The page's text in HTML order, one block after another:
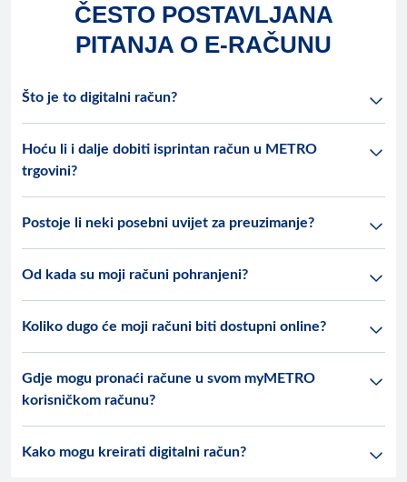
ČESTO POSTAVLJANA
PITANJA O E-RAČUNU
Što je to digitalni račun?
Hoću li i dalje dobiti isprintan račun u METRO
trgovini?
Postoje li neki posebni uvijet za preuzimanje?
Od kada su moji računi pohranjeni?
Koliko dugo će moji računi biti dostupni online?
Gdje mogu pronaći račune u svom myMETRO
korisničkom računu?
Kako mogu kreirati digitalni račun?